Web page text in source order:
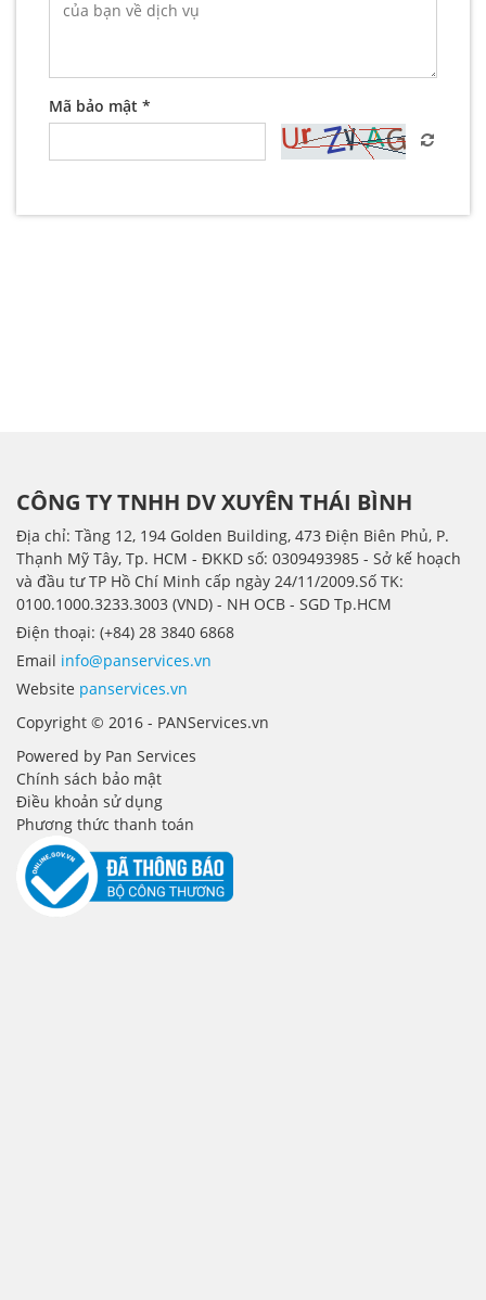
Mã bảo mật *
CÔNG TY TNHH DV XUYÊN THÁI BÌNH
Địa chỉ: Tầng 12, 194 Golden Building, 473 Điện Biên Phủ, P.
Thạnh Mỹ Tây, Tp. HCM - ÐKKD số: 0309493985 - Sở kế hoạch
và đầu tư TP Hồ Chí Minh cấp ngày 24/11/2009.Số TK:
0100.1000.3233.3003 (VND) - NH OCB - SGD Tp.HCM
Điện thoại: (+84) 28 3840 6868
Email info@panservices.vn
Website panservices.vn
Copyright © 2016 - PANServices.vn
Powered by Pan Services
Chính sách bảo mật
Điều khoản sử dụng
Phương thức thanh toán